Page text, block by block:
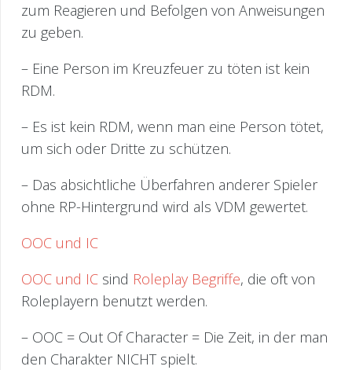
zum Reagieren und Befolgen von Anweisungen
zu geben.
– Eine Person im Kreuzfeuer zu töten ist kein
RDM.
– Es ist kein RDM, wenn man eine Person tötet,
um sich oder Dritte zu schützen.
– Das absichtliche Überfahren anderer Spieler
ohne RP-Hintergrund wird als VDM gewertet.
OOC und IC
OOC und IC sind Roleplay Begriffe, die oft von
Roleplayern benutzt werden.
– OOC = Out Of Character = Die Zeit, in der man
den Charakter NICHT spielt.